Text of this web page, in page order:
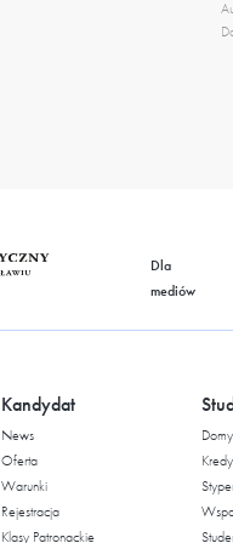
Dla
mediów
Kandydat
News
Oferta
Warunki
Rejestracja
Klasy Patronackie